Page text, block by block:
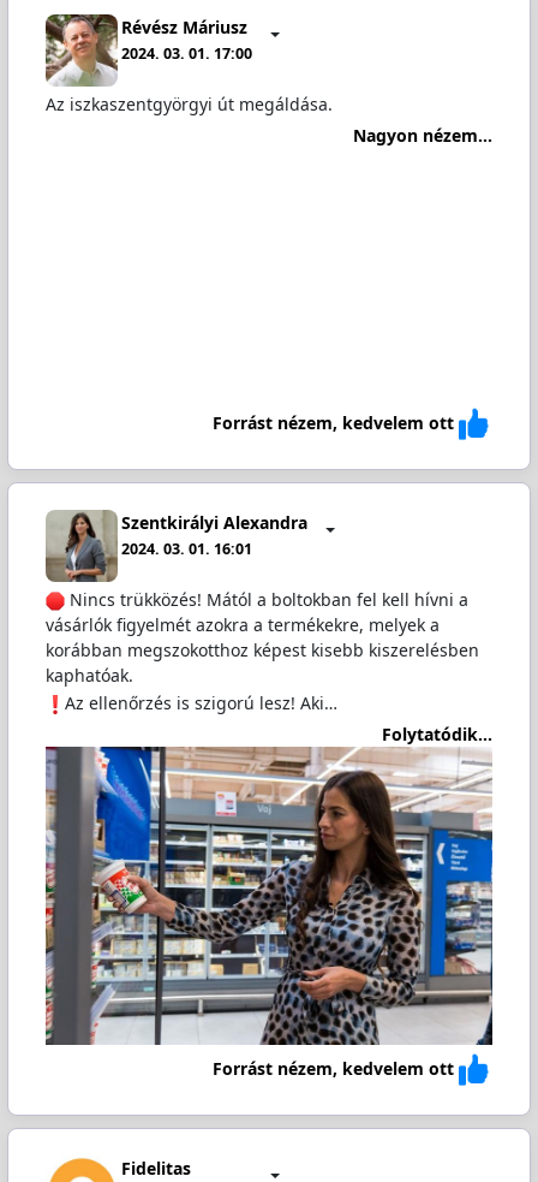
Révész Máriusz
2024. 03. 01. 17:00
Az iszkaszentgyörgyi út megáldása.
Nagyon nézem...
Forrást nézem, kedvelem ott
Szentkirályi Alexandra
2024. 03. 01. 16:01
Nincs trükközés! Mától a boltokban fel kell hívni a
vásárlók figyelmét azokra a termékekre, melyek a
korábban megszokotthoz képest kisebb kiszerelésben
kaphatóak.
Az ellenőrzés is szigorú lesz! Aki…
Folytatódik...
Forrást nézem, kedvelem ott
Fidelitas